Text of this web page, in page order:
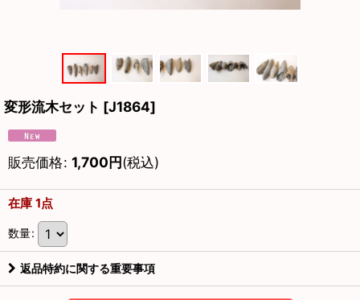
変形流木セット [J1864]
販売価格: 1,700円(税込)
在庫 1点
数量:
返品特約に関する重要事項